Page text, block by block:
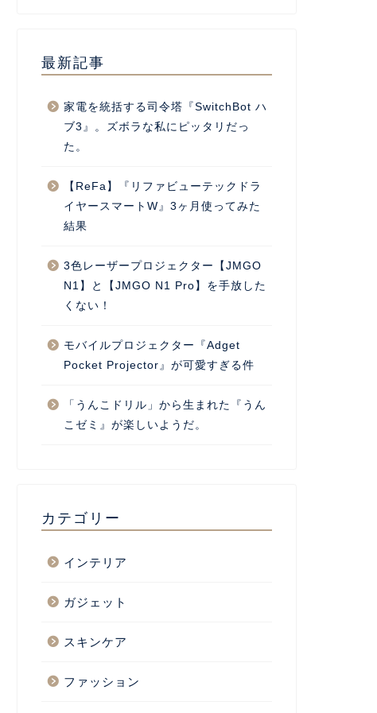
最新記事
家電を統括する司令塔『SwitchBot ハ
ブ3』。ズボラな私にピッタリだっ
た。
【ReFa】『リファビューテックドラ
イヤースマートW』3ヶ月使ってみた
結果
3色レーザープロジェクター【JMGO
N1】と【JMGO N1 Pro】を手放した
くない！
モバイルプロジェクター『Adget
Pocket Projector』が可愛すぎる件
「うんこドリル」から生まれた『うん
こゼミ』が楽しいようだ。
カテゴリー
インテリア
ガジェット
スキンケア
ファッション